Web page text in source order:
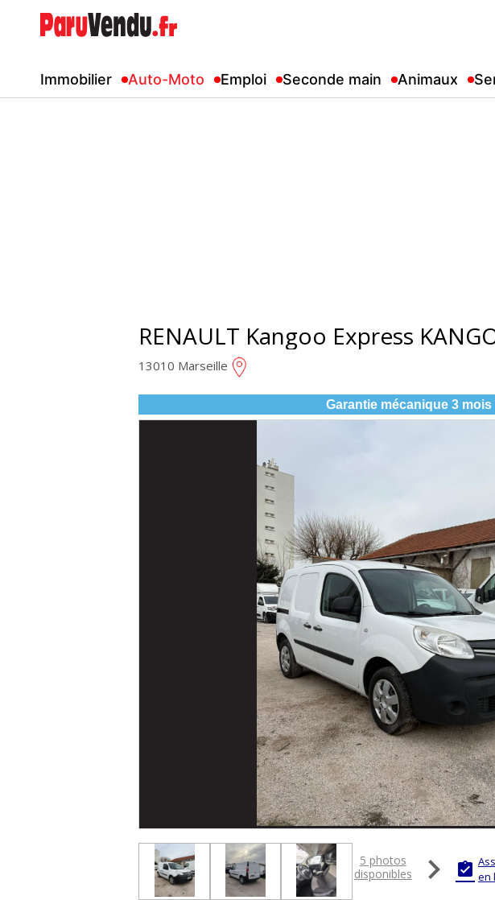
Immobilier Auto-Moto Emploi Seconde main Animaux
RENAULT Kangoo Express
13010 Marseille
Garantie mécanique 3 mois
5 photos
disponibles
  en